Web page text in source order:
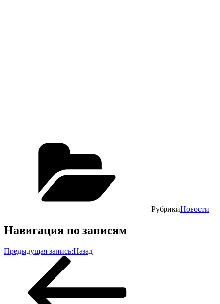
РубрикиНовости
Навигация по записям
Предыдущая запись:Назад